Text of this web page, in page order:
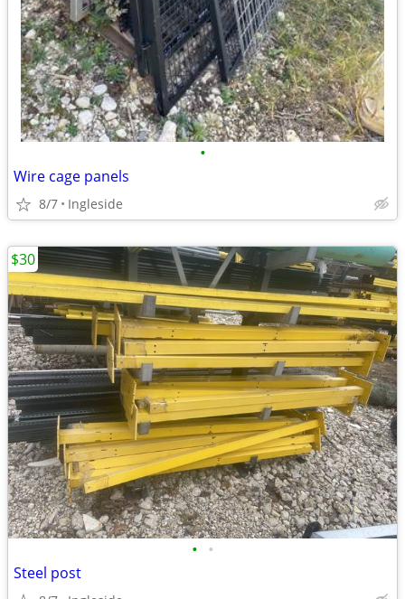
•
Wire cage panels
8/7 Ingleside
• •
Steel post
$30